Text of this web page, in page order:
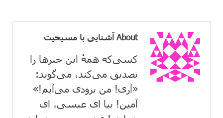
About آشنایی با مسیحیت
کسی‌که همهٔ این چیزها را
تصدیق می‌كند، می‌گوید:
«آری! من بزودی می‌آیم!»
آمین! بیا ای عیسی، ای